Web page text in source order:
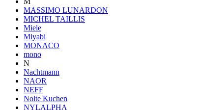
MASSIMO LUNARDON
MICHEL TAILLIS
Miele
Miyabi
MONACO
mono
N
Nachtmann
NAOR
NEFF
Nolte Kuchen
NYLALPHA